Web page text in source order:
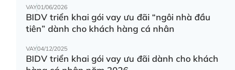
VAY01/06/2026
BIDV triển khai gói vay ưu đãi “ngôi nhà đầu
tiên” dành cho khách hàng cá nhân
VAY04/12/2025
BIDV triển khai gói vay ưu đãi dành cho khách